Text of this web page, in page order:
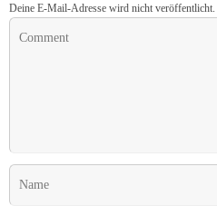
Deine E-Mail-Adresse wird nicht veröffentlicht.